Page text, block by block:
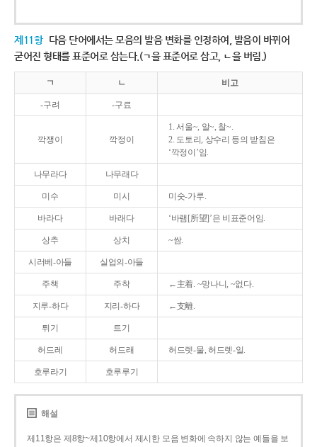
제11항 다음 단어에서는 모음의 발음 변화를 인정하여, 발음이 바뀌어
굳어진 형태를 표준어로 삼는다.(ㄱ을 표준어로 삼고, ㄴ을 버림.)
ㄱ ㄴ 비고
-구려 -구료
깍쟁이 깍정이
1. 서울~, 알~, 찰~.
2. 도토리, 상수리 등의 받침은
‘깍정이’임.
나무라다 나무래다
미수 미시 미숫-가루.
바라다 바래다 ‘바램[所望]’은 비표준어임.
상추 상치 ~쌈.
시러베-아들 실업의-아들
주책 주착 ←主着. ~망나니, ~없다.
지루-하다 지리-하다 ←支離.
튀기 트기
허드레 허드래 허드렛-물, 허드렛-일.
호루라기 호루루기
해설
제11항은 제8항~제10항에서 제시한 모음 변화에 속하지 않는 예들을 보